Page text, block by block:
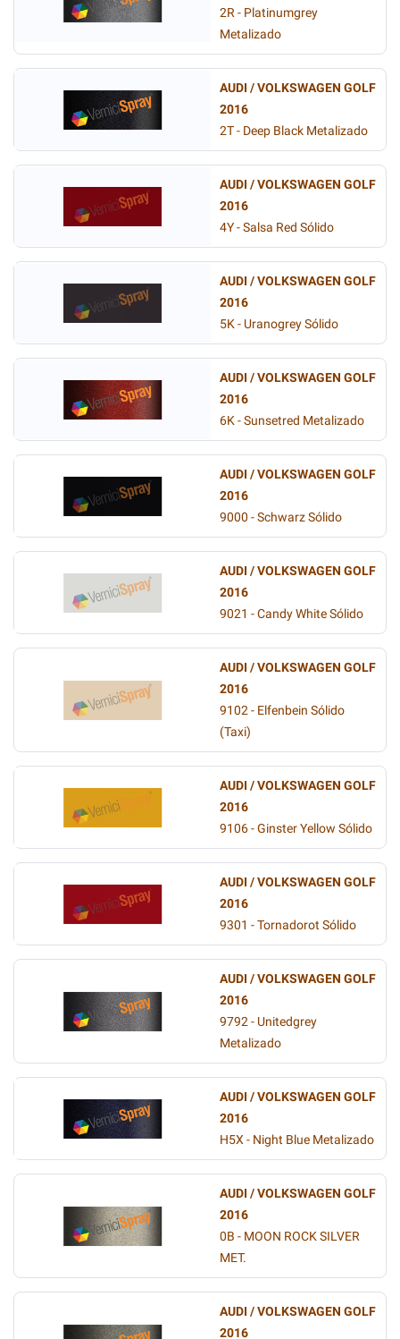
2R - Platinumgrey
Metalizado
AUDI / VOLKSWAGEN GOLF
2016
2T - Deep Black Metalizado
AUDI / VOLKSWAGEN GOLF
2016
4Y - Salsa Red Sólido
AUDI / VOLKSWAGEN GOLF
2016
5K - Uranogrey Sólido
AUDI / VOLKSWAGEN GOLF
2016
6K - Sunsetred Metalizado
AUDI / VOLKSWAGEN GOLF
2016
9000 - Schwarz Sólido
AUDI / VOLKSWAGEN GOLF
2016
9021 - Candy White Sólido
AUDI / VOLKSWAGEN GOLF
2016
9102 - Elfenbein Sólido
(Taxi)
AUDI / VOLKSWAGEN GOLF
2016
9106 - Ginster Yellow Sólido
AUDI / VOLKSWAGEN GOLF
2016
9301 - Tornadorot Sólido
AUDI / VOLKSWAGEN GOLF
2016
9792 - Unitedgrey
Metalizado
AUDI / VOLKSWAGEN GOLF
2016
H5X - Night Blue Metalizado
AUDI / VOLKSWAGEN GOLF
2016
0B - MOON ROCK SILVER
MET.
AUDI / VOLKSWAGEN GOLF
2016